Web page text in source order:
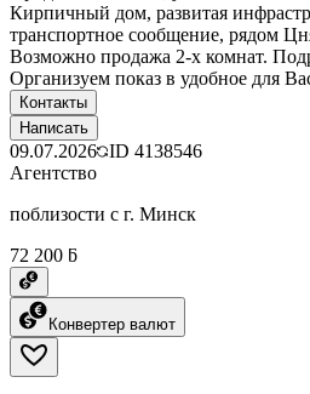
Кирпичный дом, развитая
транспортное сообщение, рядом
Возможно продажа 2-х комнат.
Организуем показ в удобное для
Контакты
Написать
09.07.2026 ID 4138546
Агентство
поблизости с г. Минск
72 200 ƃ
Конвертер валют